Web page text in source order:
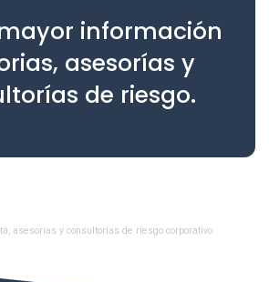
información
asesorías y
de riesgo.
asesorías y consultorías de riesgo corporativo